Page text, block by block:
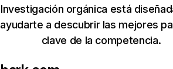
Investigación orgánica está
ayudarte a descubrir las mejores
clave de la competencia.